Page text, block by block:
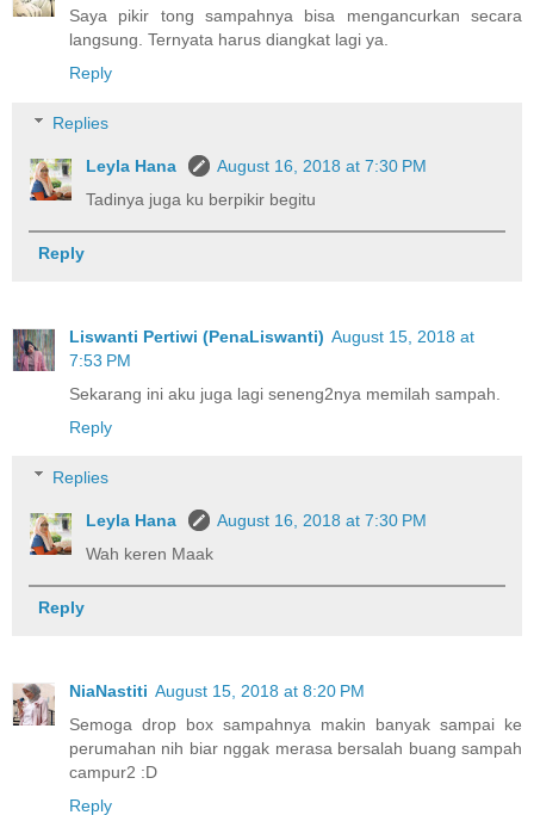
Saya pikir tong sampahnya bisa mengancurkan secara
langsung. Ternyata harus diangkat lagi ya.
Reply
Replies
Leyla Hana
August 16, 2018 at 7:30 PM
Tadinya juga ku berpikir begitu
Reply
Liswanti Pertiwi (PenaLiswanti) August 15, 2018 at
7:53 PM
Sekarang ini aku juga lagi seneng2nya memilah sampah.
Reply
Replies
Leyla Hana
August 16, 2018 at 7:30 PM
Wah keren Maak
Reply
NiaNastiti August 15, 2018 at 8:20 PM
Semoga drop box sampahnya makin banyak sampai ke
perumahan nih biar nggak merasa bersalah buang sampah
campur2 :D
Reply